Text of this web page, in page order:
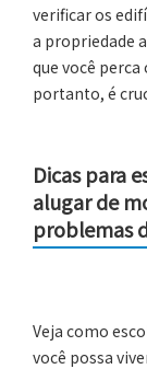
verificar os
a propriedade
que você
portanto, é
Dicas para
alugar de
problemas
Veja como
você possa